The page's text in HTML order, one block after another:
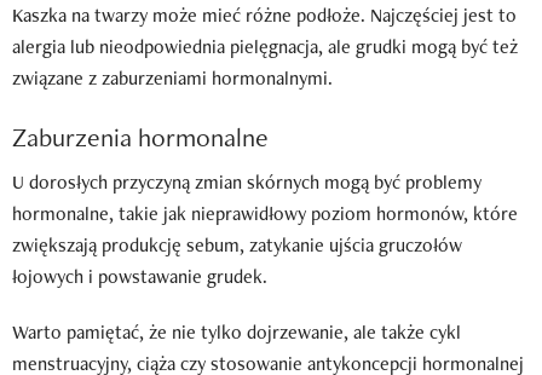
Kaszka na twarzy może mieć różne podłoże. Najczęściej jest to
alergia lub nieodpowiednia pielęgnacja, ale grudki mogą być też
związane z zaburzeniami hormonalnymi.
Zaburzenia hormonalne
U dorosłych przyczyną zmian skórnych mogą być problemy
hormonalne, takie jak nieprawidłowy poziom hormonów, które
zwiększają produkcję sebum, zatykanie ujścia gruczołów
łojowych i powstawanie grudek.
Warto pamiętać, że nie tylko dojrzewanie, ale także cykl
menstruacyjny, ciąża czy stosowanie antykoncepcji hormonalnej